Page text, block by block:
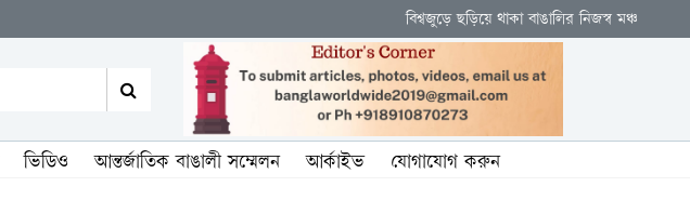
বিশ্বজুড়ে ছড়িয়ে থাকা বাঙালির নিজস্ব মঞ্চ
ভিডিও আন্তর্জাতিক বাঙালী সম্মেলন আর্কাইভ যোগাযোগ করুন